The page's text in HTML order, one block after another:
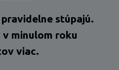
stúpajú.
v minulom roku
viac.